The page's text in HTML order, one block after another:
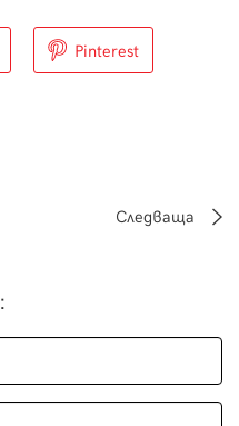
Pinterest
Следваща
: